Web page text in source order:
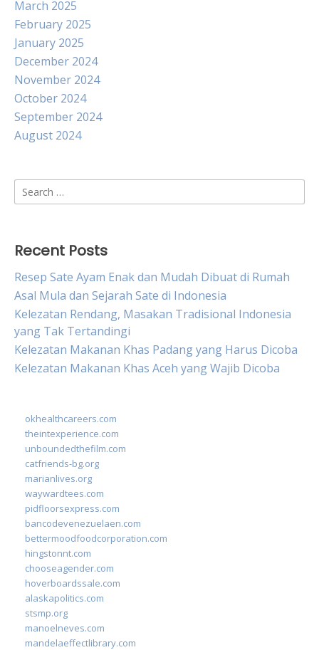
March 2025
February 2025
January 2025
December 2024
November 2024
October 2024
September 2024
August 2024
Search
for:
Recent Posts
Resep Sate Ayam Enak dan Mudah Dibuat di Rumah
Asal Mula dan Sejarah Sate di Indonesia
Kelezatan Rendang, Masakan Tradisional Indonesia
yang Tak Tertandingi
Kelezatan Makanan Khas Padang yang Harus Dicoba
Kelezatan Makanan Khas Aceh yang Wajib Dicoba
okhealthcareers.com
theintexperience.com
unboundedthefilm.com
catfriends-bg.org
marianlives.org
waywardtees.com
pidfloorsexpress.com
bancodevenezuelaen.com
bettermoodfoodcorporation.com
hingstonnt.com
chooseagender.com
hoverboardssale.com
alaskapolitics.com
stsmp.org
manoelneves.com
mandelaeffectlibrary.com